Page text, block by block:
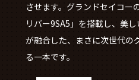
させます。グランドセイコー
リバー9SA5」を搭載し、美
が融合した、まさに次世代の
る一本です。